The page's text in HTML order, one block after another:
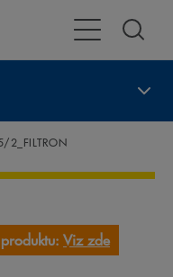
Přepnout
2_FILTRON
Viz zde